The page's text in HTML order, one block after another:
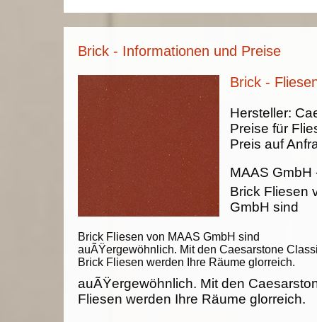
Brick - Informationen und Preise
Brick -
Brick Fliesen von MAAS GmbH sind
auÃŸergewöhnlich. Mit den Caesarstone
Brick Fliesen werden Ihre Räume glorreich.
Hersteller:
Preise für
Preis auf
MAAS GmbH
Brick Fliesen
GmbH sind
auÃŸergewöhnlich. Mit den
Fliesen werden Ihre Räume glorreich.